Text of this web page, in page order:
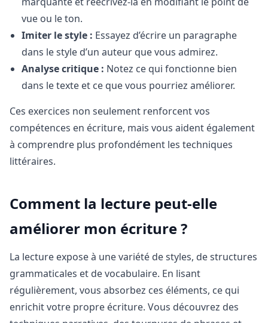
vue ou le ton.
Imiter le style : Essayez d’écrire un paragraphe
dans le style d’un auteur que vous admirez.
Analyse critique : Notez ce qui fonctionne bien
dans le texte et ce que vous pourriez améliorer.
Ces exercices non seulement renforcent vos
compétences en écriture, mais vous aident également
à comprendre plus profondément les techniques
littéraires.
Comment la lecture peut-elle
améliorer mon écriture ?
La lecture expose à une variété de styles, de structures
grammaticales et de vocabulaire. En lisant
régulièrement, vous absorbez ces éléments, ce qui
enrichit votre propre écriture. Vous découvrez des